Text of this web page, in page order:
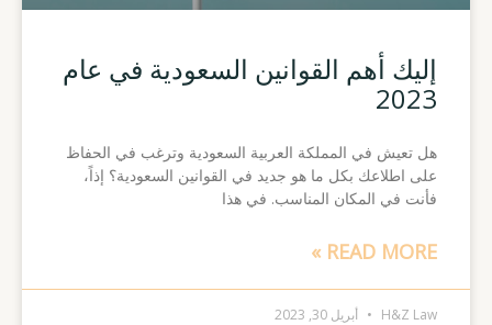
إليك أهم القوانين السعودية في عام
2023
هل تعيش في المملكة العربية السعودية وترغب في الحفاظ
على اطلاعك بكل ما هو جديد في القوانين السعودية؟ إذاً،
فأنت في المكان المناسب. في هذا
READ MORE »
H&Z Law أبريل 30, 2023